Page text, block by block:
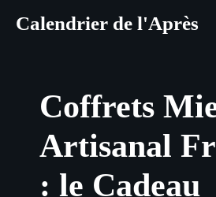
Calendrier de l'Après
Coffrets
Artisanal
: le Cadeau